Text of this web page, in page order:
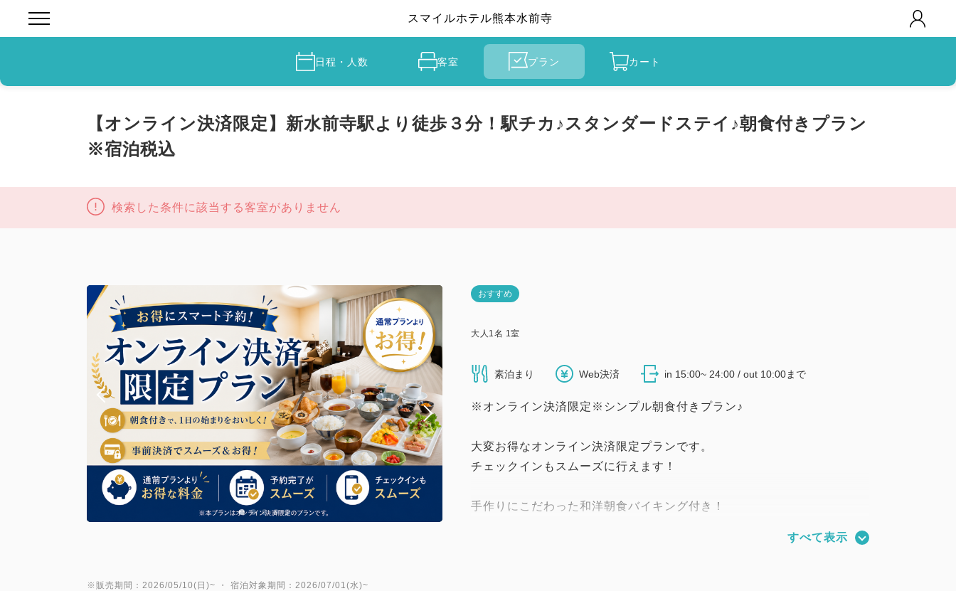
スマイルホテル熊本水前寺
日程・人数 客室 プラン カート
【オンライン決済限定】新水前寺駅より徒歩３分！駅チカ♪スタンダードステイ♪朝食付きプラン
※宿泊税込
検索した条件に該当する客室がありません
おすすめ
大人 1名 1室
素泊まり Web決済 in 15:00~ 24:00 / out 10:00まで
※オンライン決済限定※シンプル朝食付きプラン♪
大変お得なオンライン決済限定プランです。
チェックインもスムーズに行えます！
手作りにこだわった和洋朝食バイキング付き！
すべて表示
※販売期間：2026/05/10(日)~ ・ 宿泊対象期間：2026/07/01(水)~